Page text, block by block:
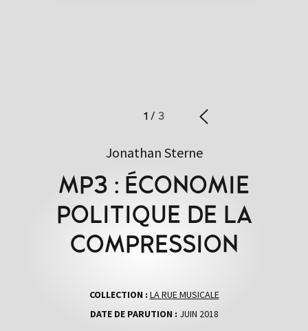
1 / 3
Jonathan Sterne
MP3 : ÉCONOMIE
POLITIQUE DE LA
COMPRESSION
COLLECTION : LA RUE MUSICALE
DATE DE PARUTION : JUIN 2018